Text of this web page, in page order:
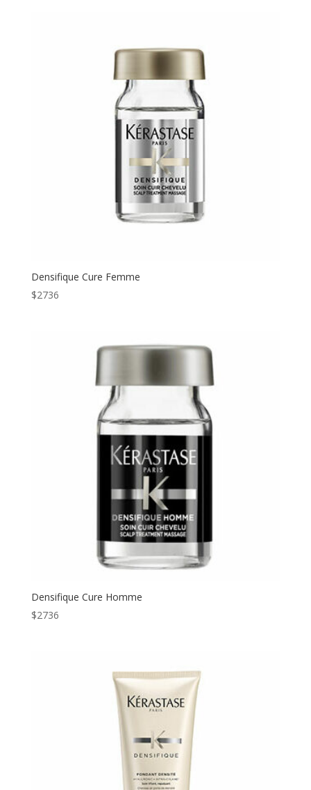
Densifique Cure Femme
$2736
Densifique Cure Homme
$2736